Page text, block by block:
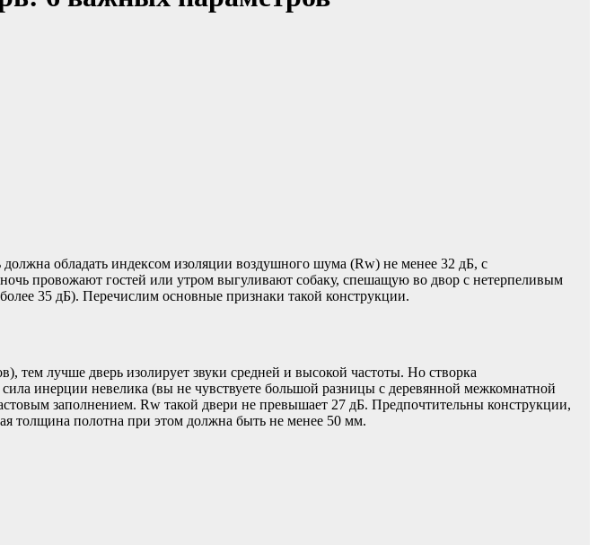
обладать индексом изоляции воздушного шума (Rw) не менее 32 дБ, с
провожают гостей или утром выгуливают собаку, спешащую во двор с нетерпеливым
35 дБ). Перечислим основные признаки такой конструкции.
тем лучше дверь изолирует звуки средней и высокой частоты. Но створка
инерции невелика (вы не чувствуете большой разницы с деревянной межкомнатной
заполнением. Rw такой двери не превышает 27 дБ. Предпочтительны конструкции,
толщина полотна при этом должна быть не менее 50 мм.